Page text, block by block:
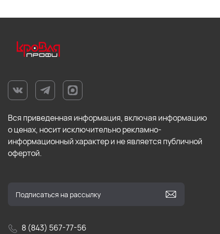
Вся приведенная информация, включая информацию
о ценах, носит исключительно рекламно-
информационный характер и не является публичной
офертой.
8 (843) 567-77-56